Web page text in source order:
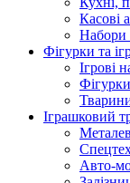
Касові
Набори
Фігурки та
Ігрові
Іграшковий
Авто-